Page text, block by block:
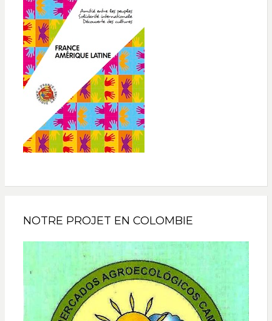
NOTRE PROJET EN COLOMBIE